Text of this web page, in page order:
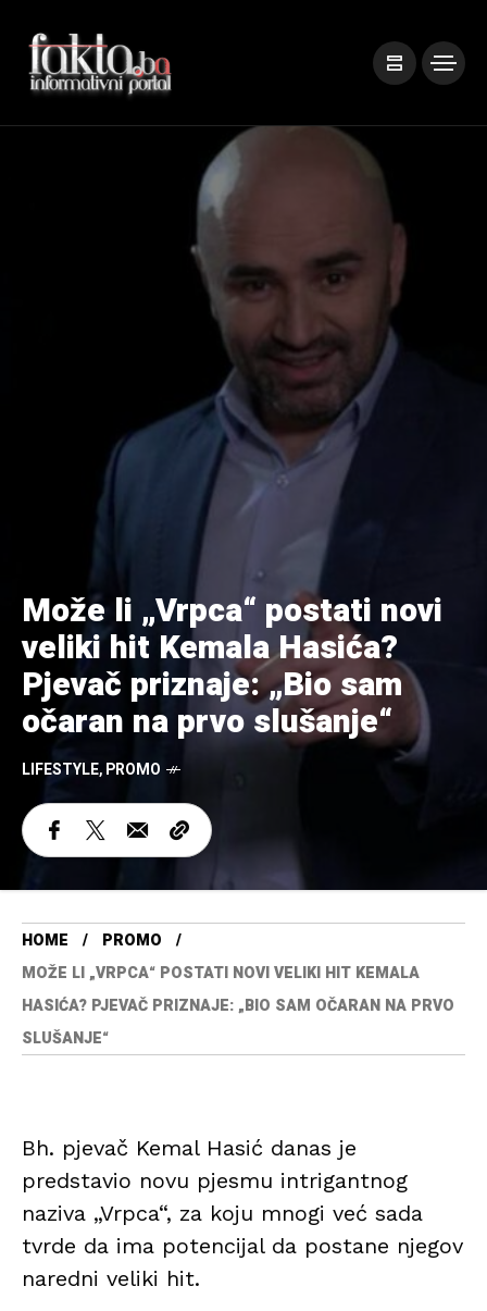
Može li „Vrpca“ postati novi
veliki hit Kemala Hasića?
Pjevač priznaje: „Bio sam
očaran na prvo slušanje“
LIFESTYLE,PROMO
HOME
PROMO
MOŽE LI „VRPCA“ POSTATI NOVI VELIKI HIT KEMALA
HASIĆA? PJEVAČ PRIZNAJE: „BIO SAM OČARAN NA PRVO
SLUŠANJE“
Bh. pjevač Kemal Hasić danas je
predstavio novu pjesmu intrigantnog
naziva „Vrpca“, za koju mnogi već sada
tvrde da ima potencijal da postane njegov
naredni veliki hit.